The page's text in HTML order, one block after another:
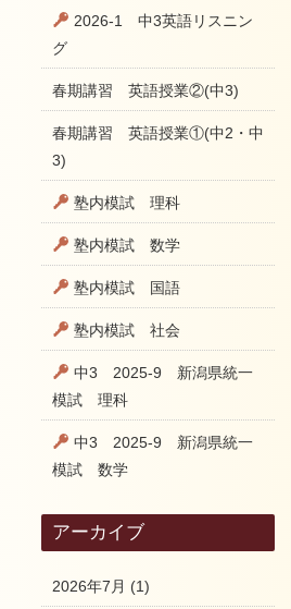
2026-1 中3英語リスニン
グ
春期講習 英語授業②(中3)
春期講習 英語授業①(中2・中
3)
塾内模試 理科
塾内模試 数学
塾内模試 国語
塾内模試 社会
中3 2025-9 新潟県統一
模試 理科
中3 2025-9 新潟県統一
模試 数学
アーカイブ
2026年7月 (1)